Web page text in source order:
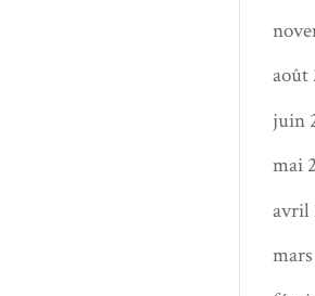
août
juin
mai
avril